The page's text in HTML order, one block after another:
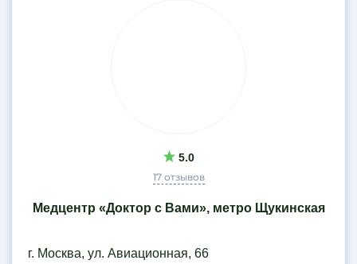
5.0
17 отзывов
Медцентр «Доктор с Вами», метро Щукинская
г. Москва, ул. Авиационная, 66